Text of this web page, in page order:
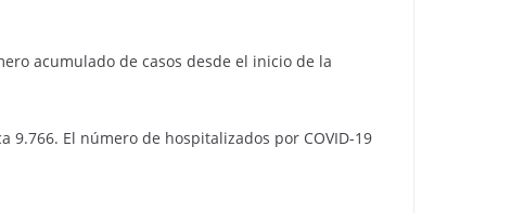
acumulado de casos desde el inicio de la
9.766. El número de hospitalizados por COVID-19